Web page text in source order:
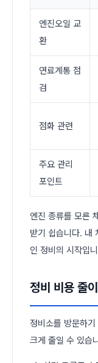
엔진오일 교
환
연료계통 점
검
점화 관련
주요 관리
포인트
엔진 종류를 모른
받기 쉽습니다. 내
인 정비의 시작입
정비 비용 줄
정비소를 방문하
크게 줄일 수 있습